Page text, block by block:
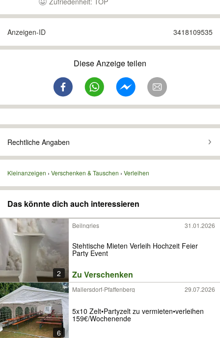
Anzeigen-ID 3418109535
Diese Anzeige teilen
Rechtliche Angaben
Kleinanzeigen Verschenken & Tauschen Verleihen
Das könnte dich auch interessieren
2
Beilngries 31.01.2026
Stehtische Mieten Verleih Hochzeit Feier
Party Event
Zu Verschenken
6
Mallersdorf-Pfaffenberg 29.07.2026
5x10 Zelt•Partyzelt zu vermieten•verleihen
159€/Wochenende